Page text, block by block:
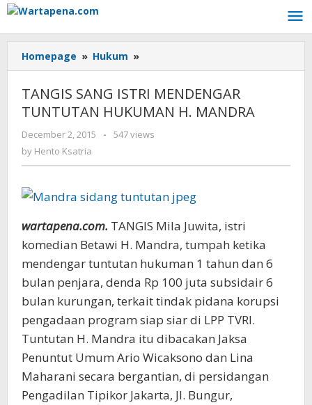
Skip
content
Homepage » Hukum »
SANG
MENDENGAR
TUNTUTAN
TANGIS SANG ISTRI MENDENGAR
TUNTUTAN HUKUMAN H. MANDRA
December 2, 2015
by
-
547 views
by Hento Ksatria
wartapena.com. TANGIS Mila Juwita, istri
komedian Betawi H. Mandra, tumpah ketika
mendengar tuntutan hukuman 1 tahun dan 6
bulan penjara, denda Rp 100 juta subsidair 6
bulan kurungan, terkait tindak pidana korupsi
pengadaan program siap siar di LPP TVRI.
Tuntutan H. Mandra itu dibacakan Jaksa
Penuntut Umum Ario Wicaksono dan Lina
Maharani secara bergantian, di persidangan
Pengadilan Tipikor Jakarta, Jl. Bungur,